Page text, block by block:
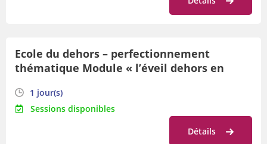
Ecole du dehors – perfectionnement
thématique Module « l’éveil dehors en
1 jour(s)
Sessions disponibles
Détails